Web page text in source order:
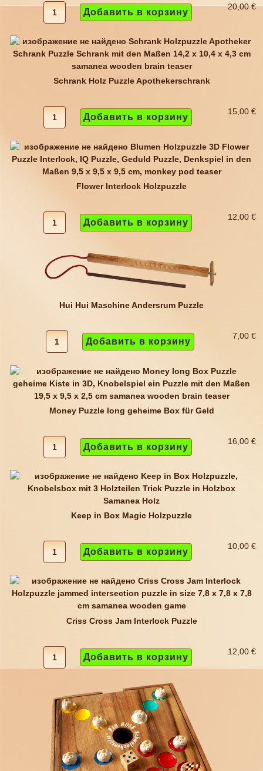
20,00 €
Schrank Holz Puzzle Apothekerschrank
15,00 €
Flower Interlock Holzpuzzle
12,00 €
Hui Hui Maschine Andersrum Puzzle
7,00 €
Money Puzzle long geheime Box für Geld
16,00 €
Keep in Box Magic Holzpuzzle
10,00 €
Criss Cross Jam Interlock Puzzle
12,00 €